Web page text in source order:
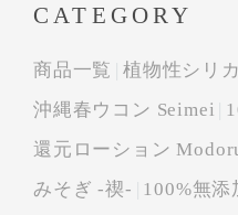
CATEGORY
商品一覧
植物性シリ
沖縄春ウコン Seimei
還元ローション
みそぎ -禊-
100%無添